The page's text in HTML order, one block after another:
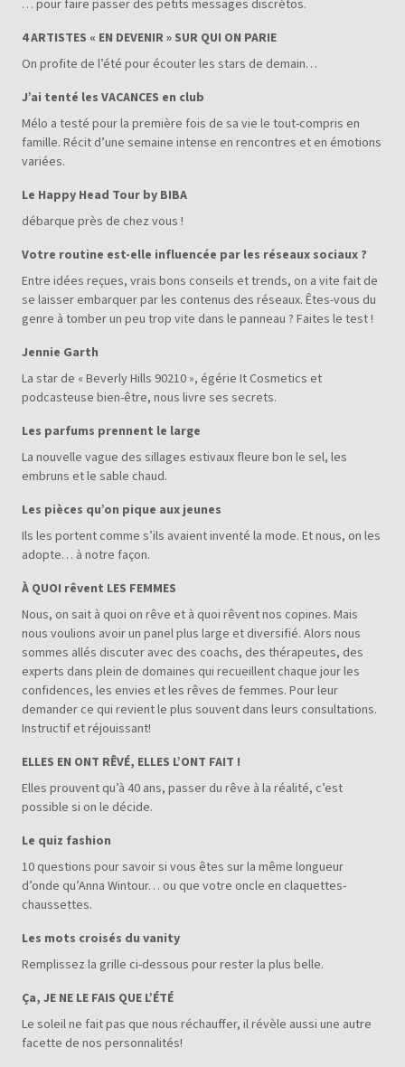
… pour faire passer des petits messages discrétos.
4 ARTISTES « EN DEVENIR » SUR QUI ON PARIE
On profite de l’été pour écouter les stars de demain…
J’ai tenté les VACANCES en club
Mélo a testé pour la première fois de sa vie le tout-compris en
famille. Récit d’une semaine intense en rencontres et en émotions
variées.
Le Happy Head Tour by BIBA
débarque près de chez vous !
Votre routine est-elle influencée par les réseaux sociaux ?
Entre idées reçues, vrais bons conseils et trends, on a vite fait de
se laisser embarquer par les contenus des réseaux. Êtes-vous du
genre à tomber un peu trop vite dans le panneau ? Faites le test !
Jennie Garth
La star de « Beverly Hills 90210 », égérie It Cosmetics et
podcasteuse bien-être, nous livre ses secrets.
Les parfums prennent le large
La nouvelle vague des sillages estivaux fleure bon le sel, les
embruns et le sable chaud.
Les pièces qu’on pique aux jeunes
Ils les portent comme s’ils avaient inventé la mode. Et nous, on les
adopte… à notre façon.
À QUOI rêvent LES FEMMES
Nous, on sait à quoi on rêve et à quoi rêvent nos copines. Mais
nous voulions avoir un panel plus large et diversifié. Alors nous
sommes allés discuter avec des coachs, des thérapeutes, des
experts dans plein de domaines qui recueillent chaque jour les
confidences, les envies et les rêves de femmes. Pour leur
demander ce qui revient le plus souvent dans leurs consultations.
Instructif et réjouissant!
ELLES EN ONT RÊVÉ, ELLES L’ONT FAIT !
Elles prouvent qu’à 40 ans, passer du rêve à la réalité, c’est
possible si on le décide.
Le quiz fashion
10 questions pour savoir si vous êtes sur la même longueur
d’onde qu’Anna Wintour… ou que votre oncle en claquettes-
chaussettes.
Les mots croisés du vanity
Remplissez la grille ci-dessous pour rester la plus belle.
Ça, JE NE LE FAIS QUE L’ÉTÉ
Le soleil ne fait pas que nous réchauffer, il révèle aussi une autre
facette de nos personnalités!